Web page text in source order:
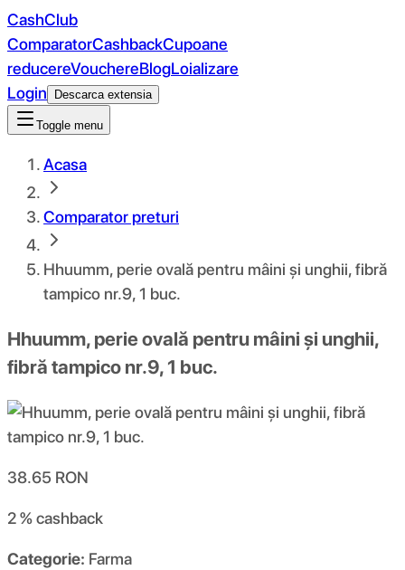
CashClub
ComparatorCashbackCupoane
reducereVouchereBlogLoializare
Login
Descarca extensia
Toggle menu
Acasa
Comparator preturi
Hhuumm, perie ovală pentru mâini și unghii, fibră
tampico nr.9, 1 buc.
Hhuumm, perie ovală pentru mâini și unghii,
fibră tampico nr.9, 1 buc.
38.65 RON
2 %cashback
Categorie: Farma